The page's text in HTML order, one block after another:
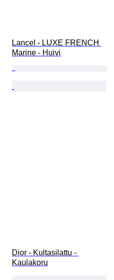
Lancel - LUXE FRENCH
Marine - Huivi
Dior - Kultasilattu -
Kaulakoru